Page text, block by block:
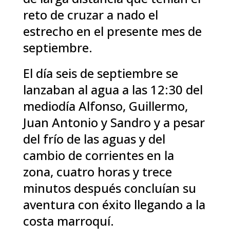
reto de cruzar a nado el
estrecho en el presente mes de
septiembre.
El día seis de septiembre se
lanzaban al agua a las 12:30 del
mediodía Alfonso, Guillermo,
Juan Antonio y Sandro y a pesar
del frío de las aguas y del
cambio de corrientes en la
zona, cuatro horas y trece
minutos después concluían su
aventura con éxito llegando a la
costa marroquí.